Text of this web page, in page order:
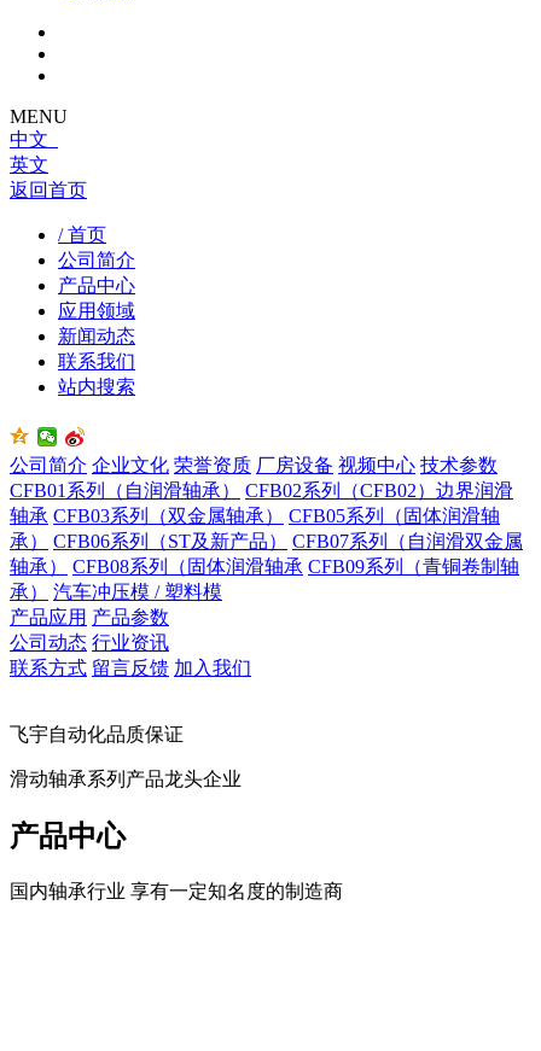
MENU
中文
英文
返回首页
/ 首页
公司简介
产品中心
应用领域
新闻动态
联系我们
站内搜索
公司简介 企业文化 荣誉资质 厂房设备 视频中心 技术参数
CFB01系列（自润滑轴承）
CFB02系列（CFB02）边界润滑
轴承 CFB03系列（双金属轴承）
CFB05系列（固体润滑轴
承）
CFB06系列（ST及新产品）
CFB07系列（自润滑双金属
轴承）
CFB08系列（固体润滑轴承 CFB09系列（青铜卷制轴
承）
汽车冲压模 / 塑料模
产品应用 产品参数
公司动态 行业资讯
联系方式 留言反馈 加入我们
飞宇自动化品质保证
滑动轴承系列产品龙头企业
产品中心
国内轴承行业 享有一定知名度的制造商